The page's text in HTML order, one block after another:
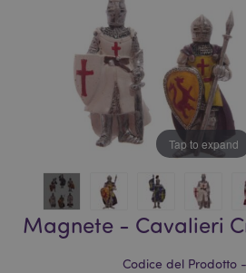
Tap to expand
Magnete - Cavalieri
Codice del Prodotto -